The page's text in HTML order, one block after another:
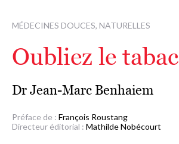
MÉDECINES DOUCES, NATURELLES
Oubliez le tabac
Dr Jean-Marc Benhaiem
Préface de : François Roustang
Directeur éditorial : Mathilde Nobécourt